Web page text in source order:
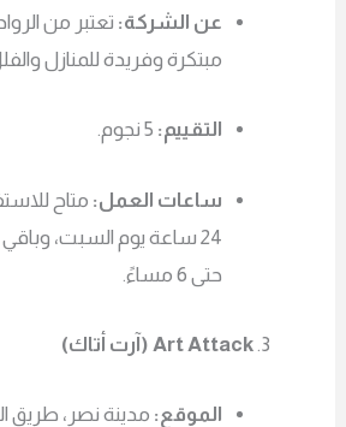
عن الشركة: تعتبر من
مبتكرة وفريدة للمنازل
التقييم:
ساعات العمل: متاح
حتى 6 مساءً.
Art Attack (آرت أتاك)
الموقع: مدينة نصر، طريق